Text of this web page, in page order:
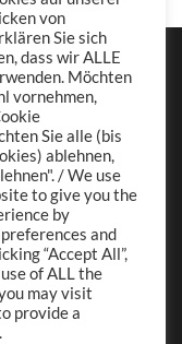
von
Sie sich
dass wir ALLE
Möchten
vornehmen,
Sie alle (bis
ablehnen,
/ We use
to give you the
by
and
“Accept All”,
of ALL the
may visit
provide a